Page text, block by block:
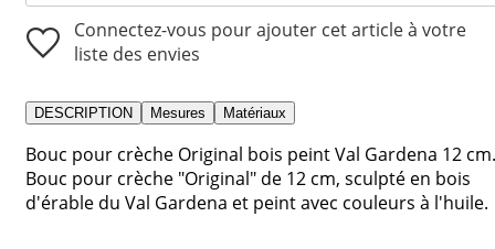
Connectez-vous pour ajouter cet article à votre
liste des envies
DESCRIPTION Mesures Matériaux
Bouc pour crèche Original bois peint Val Gardena 12 cm.
Bouc pour crèche "Original" de 12 cm, sculpté en bois
d'érable du Val Gardena et peint avec couleurs à l'huile.